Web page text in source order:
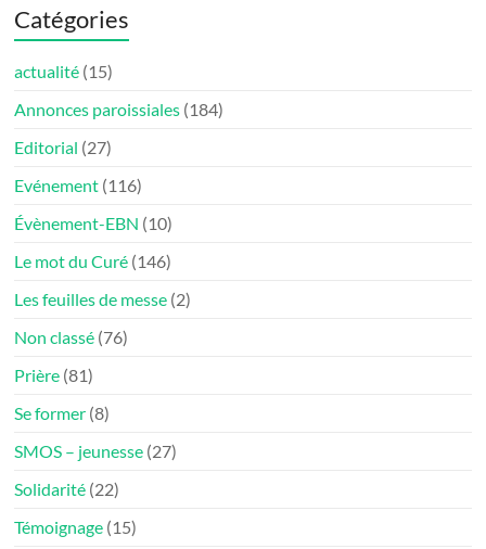
Catégories
actualité (15)
Annonces paroissiales (184)
Editorial (27)
Evénement (116)
Évènement-EBN (10)
Le mot du Curé (146)
Les feuilles de messe (2)
Non classé (76)
Prière (81)
Se former (8)
SMOS – jeunesse (27)
Solidarité (22)
Témoignage (15)